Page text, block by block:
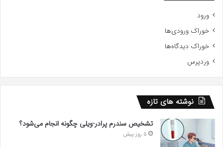
ورود
خوراک ورودی‌ها
خوراک دیدگاه‌ها
وردپرس
نوشته های تازه
تشخیص سندرم پرادر-ویلی چگونه انجام می‌شود؟
5 روز پیش